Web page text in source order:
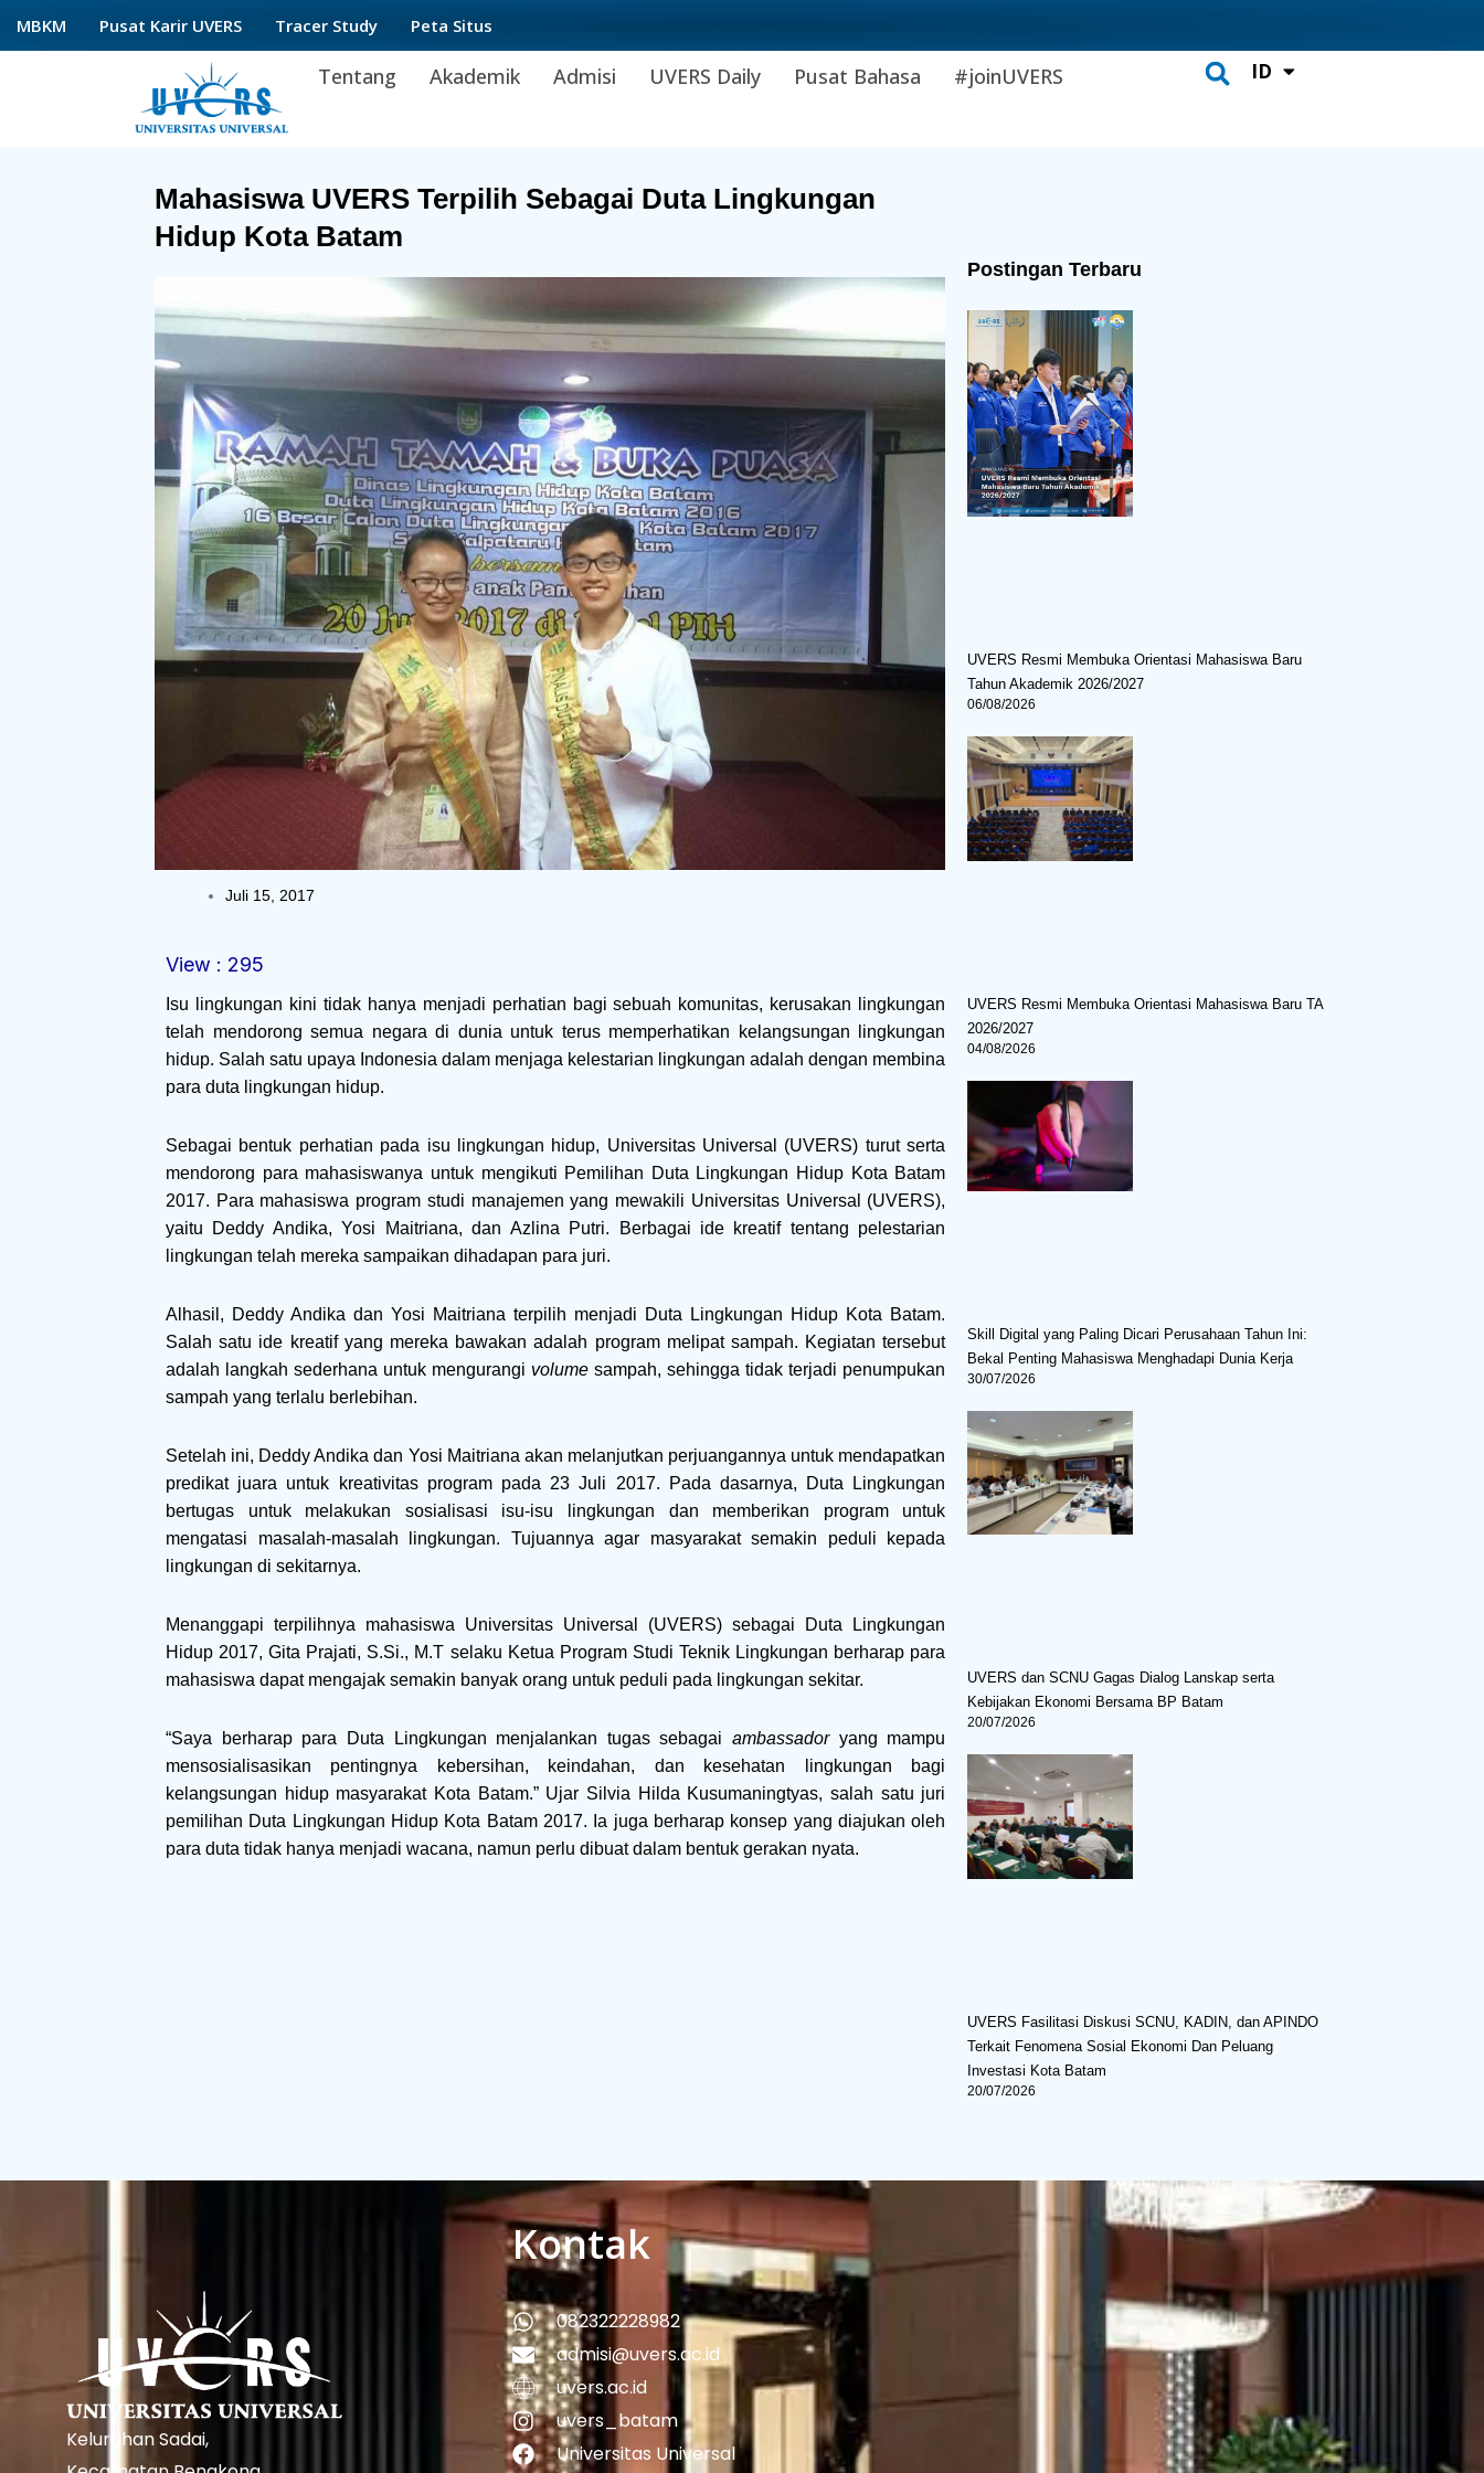
Lewati
ke
MBKM Pusat Karir UVERS Tracer Study Peta Situs
Tentang Akademik Admisi UVERS Daily Pusat Bahasa #joinUVERS Search
ID
CH
Mahasiswa UVERS Terpilih Sebagai Duta Lingkungan
Hidup Kota Batam
Juli 15, 2017
View : 295
Isu lingkungan kini tidak hanya menjadi perhatian bagi sebuah komunitas, kerusakan lingkungan
telah mendorong semua negara di dunia untuk terus memperhatikan kelangsungan lingkungan
hidup. Salah satu upaya Indonesia dalam menjaga kelestarian lingkungan adalah dengan membina
para duta lingkungan hidup.
Sebagai bentuk perhatian pada isu lingkungan hidup, Universitas Universal (UVERS) turut serta
mendorong para mahasiswanya untuk mengikuti Pemilihan Duta Lingkungan Hidup Kota Batam
2017. Para mahasiswa program studi manajemen yang mewakili Universitas Universal (UVERS),
yaitu Deddy Andika, Yosi Maitriana, dan Azlina Putri. Berbagai ide kreatif tentang pelestarian
lingkungan telah mereka sampaikan dihadapan para juri.
Alhasil, Deddy Andika dan Yosi Maitriana terpilih menjadi Duta Lingkungan Hidup Kota Batam.
Salah satu ide kreatif yang mereka bawakan adalah program melipat sampah. Kegiatan tersebut
adalah langkah sederhana untuk mengurangi volume sampah, sehingga tidak terjadi penumpukan
sampah yang terlalu berlebihan.
Setelah ini, Deddy Andika dan Yosi Maitriana akan melanjutkan perjuangannya untuk mendapatkan
predikat juara untuk kreativitas program pada 23 Juli 2017. Pada dasarnya, Duta Lingkungan
bertugas untuk melakukan sosialisasi isu-isu lingkungan dan memberikan program untuk
mengatasi masalah-masalah lingkungan. Tujuannya agar masyarakat semakin peduli kepada
lingkungan di sekitarnya.
Menanggapi terpilihnya mahasiswa Universitas Universal (UVERS) sebagai Duta Lingkungan
Hidup 2017, Gita Prajati, S.Si., M.T selaku Ketua Program Studi Teknik Lingkungan berharap para
mahasiswa dapat mengajak semakin banyak orang untuk peduli pada lingkungan sekitar.
“Saya berharap para Duta Lingkungan menjalankan tugas sebagaiambassadoryang mampu
mensosialisasikan pentingnya kebersihan, keindahan, dan kesehatan lingkungan bagi
kelangsungan hidup masyarakat Kota Batam.” Ujar Silvia Hilda Kusumaningtyas, salah satu juri
pemilihan Duta Lingkungan Hidup Kota Batam 2017. Ia juga berharap konsep yang diajukan oleh
para duta tidak hanya menjadi wacana, namun perlu dibuat dalam bentuk gerakan nyata.
Postingan Terbaru
UVERS Resmi Membuka Orientasi Mahasiswa Baru
Tahun Akademik 2026/2027
06/08/2026
UVERS Resmi Membuka Orientasi Mahasiswa Baru TA
2026/2027
04/08/2026
Skill Digital yang Paling Dicari Perusahaan Tahun Ini:
Bekal Penting Mahasiswa Menghadapi Dunia Kerja
30/07/2026
UVERS dan SCNU Gagas Dialog Lanskap serta
Kebijakan Ekonomi Bersama BP Batam
20/07/2026
UVERS Fasilitasi Diskusi SCNU, KADIN, dan APINDO
Terkait Fenomena Sosial Ekonomi Dan Peluang
Investasi Kota Batam
20/07/2026
Kelurahan Sadai,
Kontak
082322228982
admisi@uvers.ac.id
uvers.ac.id
uvers_batam
Universitas Universal